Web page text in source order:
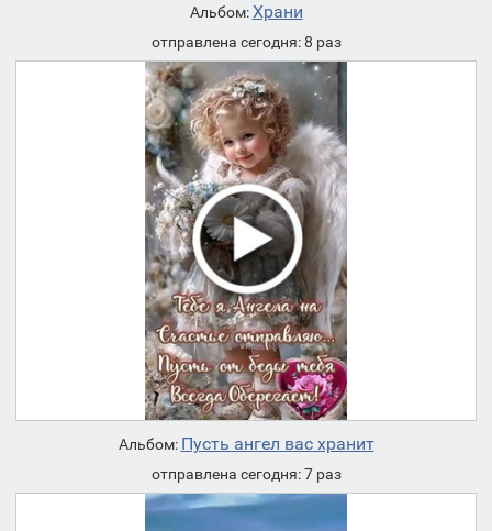
Альбом:Храни
отправлена сегодня: 8 раз
Альбом: Пусть ангел вас хранит
отправлена сегодня: 7 раз